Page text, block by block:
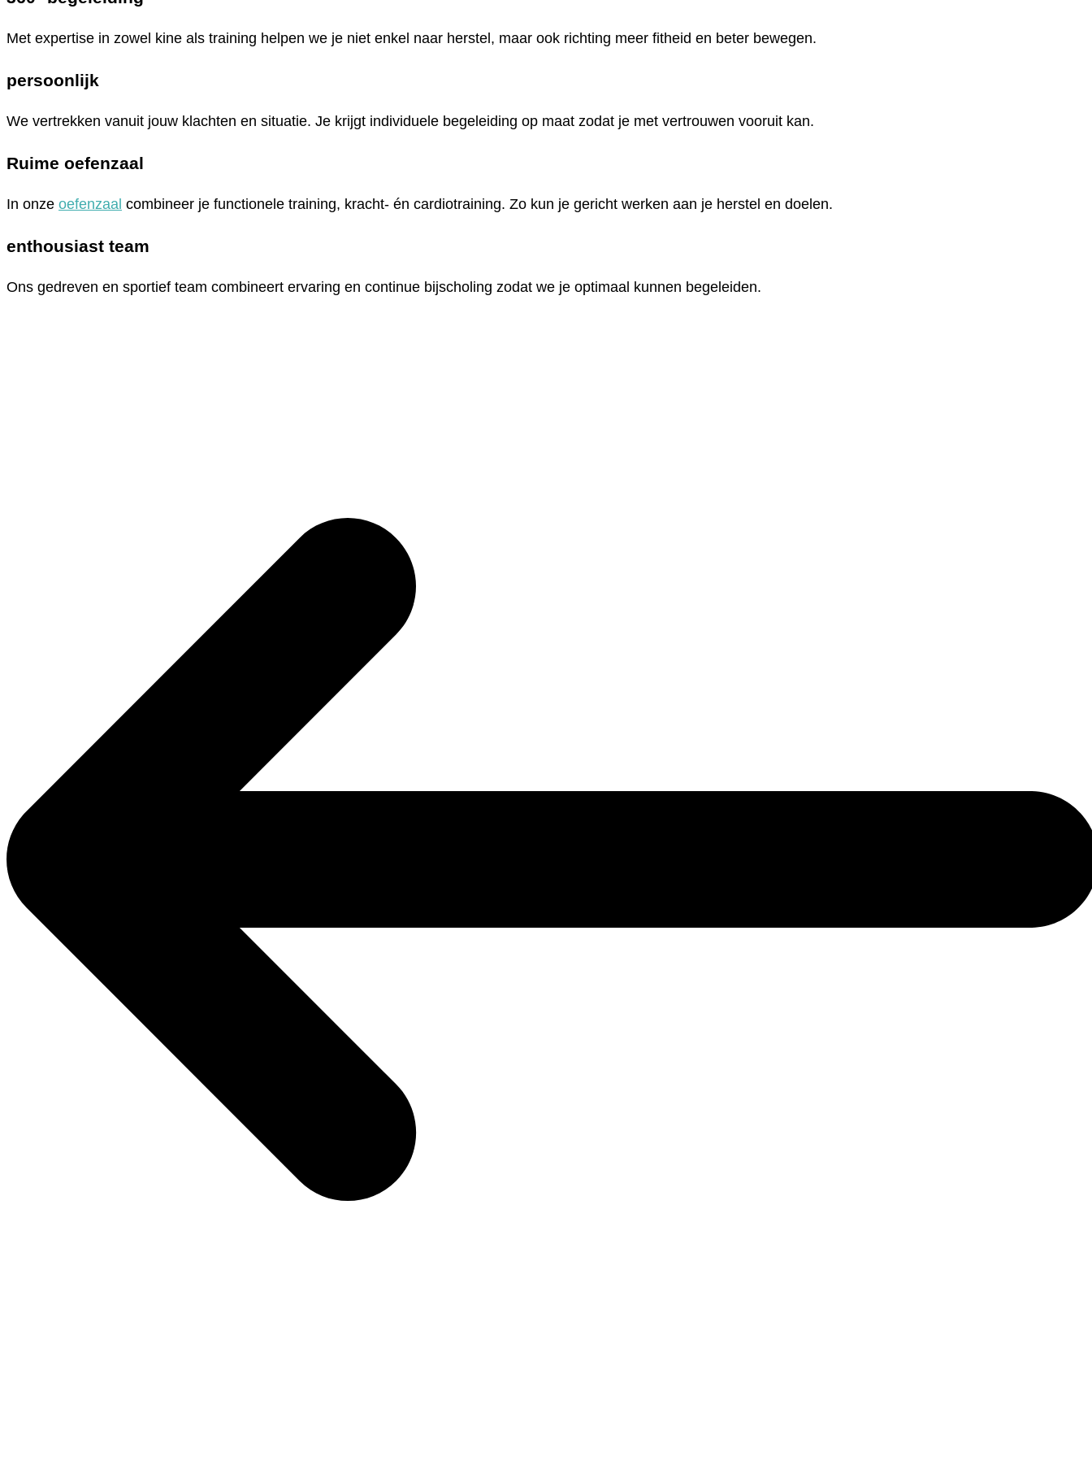
Met expertise in zowel kine als training helpen we je niet enkel naar herstel, maar ook richting meer fitheid en beter bewegen.
persoonlijk
We vertrekken vanuit jouw klachten en situatie. Je krijgt individuele begeleiding op maat zodat je met vertrouwen vooruit kan.
Ruime oefenzaal
In onze oefenzaal combineer je functionele training, kracht- én cardiotraining. Zo kun je gericht werken aan je herstel en doelen.
enthousiast team
Ons gedreven en sportief team combineert ervaring en continue bijscholing zodat we je optimaal kunnen begeleiden.